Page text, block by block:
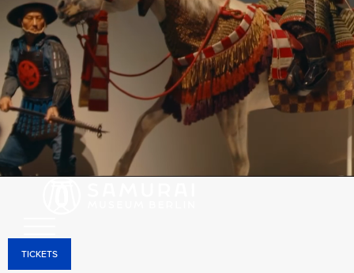
TICKETS
Die Sammlung umfasst mehr als 4.000
historische Originalobjekte und zählt zu den
bedeutendsten Privatsammlungen ihrer Art
weltweit. Unter den Exponaten befinden sich
unter anderem prachtvolle Samurai-Rüstungen,
kunstvoll gefertigte Schwerter, Masken,
Kunstwerke und weitere einzigartige Artefakte
aus der japanischen Geschichte.
auf einzigartige Weise erlebbar – mitten in
Berlin-Mitte.